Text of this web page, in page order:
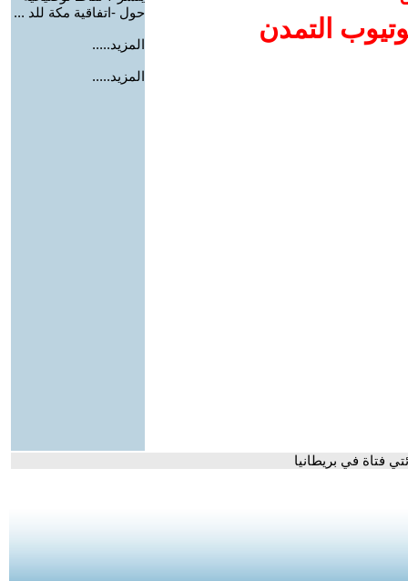
التمدن
حول -اتفاقية مكة للد ...
المزيد.....
المزيد.....
فتاة في بريطانيا